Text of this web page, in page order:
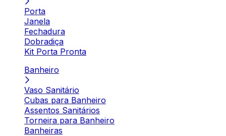
Porta
Janela
Fechadura
Dobradiça
Kit Porta Pronta
Banheiro
Vaso Sanitário
Cubas para Banheiro
Assentos Sanitários
Torneira para Banheiro
Banheiras